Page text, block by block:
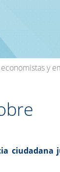
y
ciudadana